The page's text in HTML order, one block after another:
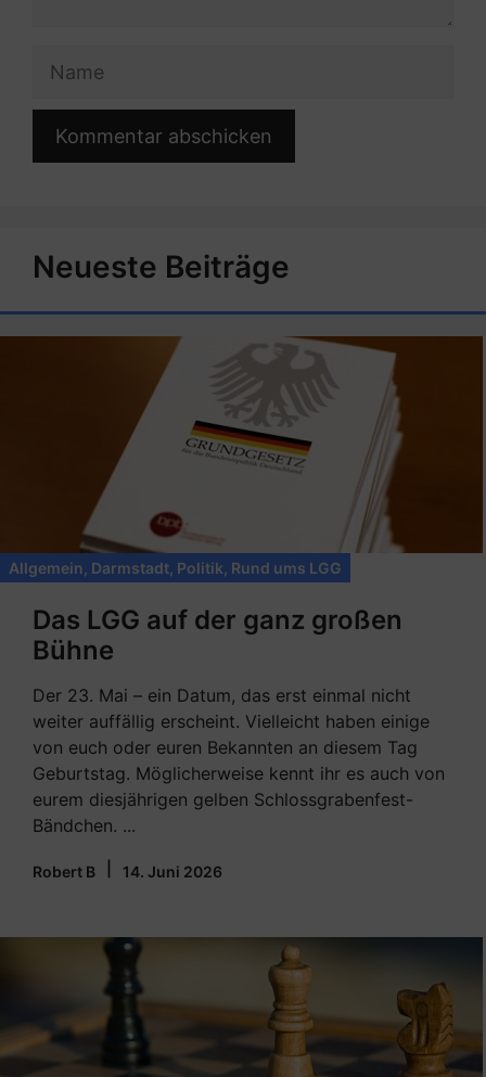
Neueste Beiträge
Allgemein Darmstadt Politik Rund ums LGG
Das LGG auf der ganz großen
Bühne
Der 23. Mai – ein Datum, das erst einmal nicht
weiter auffällig erscheint. Vielleicht haben einige
von euch oder euren Bekannten an diesem Tag
Geburtstag. Möglicherweise kennt ihr es auch von
eurem diesjährigen gelben Schlossgrabenfest-
Bändchen. ...
Robert B 14. Juni 2026